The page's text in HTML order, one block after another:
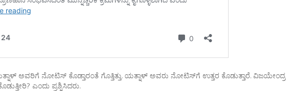
ಅವರಿಗೆ ನೋಟಿಸ್ ಕೊಡ್ತಾರಂತೆ ಗೊತ್ತಿತ್ತು. ಯತ್ನಾಳ್ ಅವರು ನೋಟಿಸ್‌ಗೆ ಉತ್ತರ ಕೊಡುತ್ತಾರೆ. ವಿಜಯೇಂದ್ರ
ಎಂದು ಪ್ರಶ್ನಿಸಿದರು.